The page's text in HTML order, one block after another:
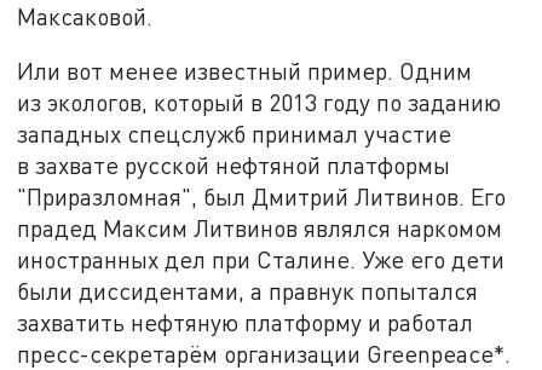
Максаковой.
Или вот менее известный пример. Одним
из экологов, который в 2013 году по заданию
западных спецслужб принимал участие
в захвате русской нефтяной платформы
"Приразломная", был Дмитрий Литвинов. Его
прадед Максим Литвинов являлся наркомом
иностранных дел при Сталине. Уже его дети
были диссидентами, а правнук попытался
захватить нефтяную платформу и работал
пресс-секретарём организации Greenpeace*.